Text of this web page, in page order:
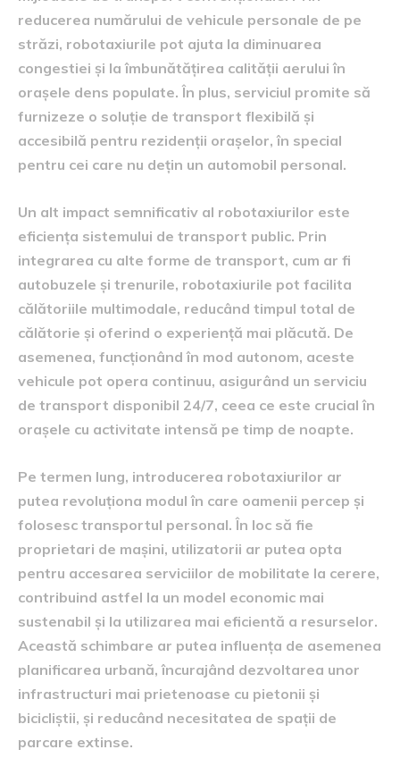
reducerea numărului de vehicule personale de pe
străzi, robotaxiurile pot ajuta la diminuarea
congestiei și la îmbunătățirea calității aerului în
orașele dens populate. În plus, serviciul promite să
furnizeze o soluție de transport flexibilă și
accesibilă pentru rezidenții orașelor, în special
pentru cei care nu dețin un automobil personal.
Un alt impact semnificativ al robotaxiurilor este
eficiența sistemului de transport public. Prin
integrarea cu alte forme de transport, cum ar fi
autobuzele și trenurile, robotaxiurile pot facilita
călătoriile multimodale, reducând timpul total de
călătorie și oferind o experiență mai plăcută. De
asemenea, funcționând în mod autonom, aceste
vehicule pot opera continuu, asigurând un serviciu
de transport disponibil 24/7, ceea ce este crucial în
orașele cu activitate intensă pe timp de noapte.
Pe termen lung, introducerea robotaxiurilor ar
putea revoluționa modul în care oamenii percep și
folosesc transportul personal. În loc să fie
proprietari de maşini, utilizatorii ar putea opta
pentru accesarea serviciilor de mobilitate la cerere,
contribuind astfel la un model economic mai
sustenabil și la utilizarea mai eficientă a resurselor.
Această schimbare ar putea influența de asemenea
planificarea urbană, încurajând dezvoltarea unor
infrastructuri mai prietenoase cu pietonii și
bicicliștii, și reducând necesitatea de spații de
parcare extinse.